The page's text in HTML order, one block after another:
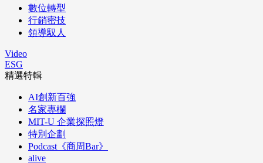
數位轉型
行銷密技
領導馭人
Video
ESG
精選特輯
AI創新百強
名家專欄
MIT-U 企業探照燈
特別企劃
Podcast《商周Bar》
alive